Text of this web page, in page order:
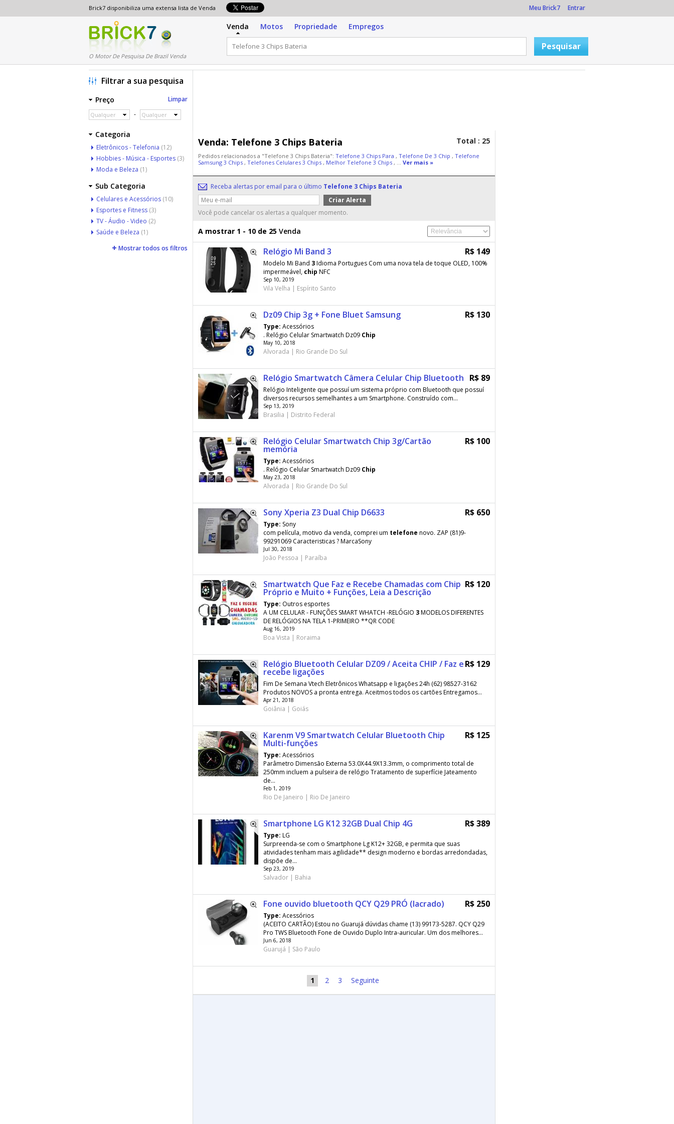
Brick7 disponibiliza uma extensa lista de Venda Meu Brick7 Entrar
O Motor De Pesquisa De Brazil Venda
Venda Motos Propriedade Empregos
Venda: Telefone 3 Chips Bateria Total : 25
Pedidos relacionados a "Telefone 3 Chips Bateria": Telefone 3 Chips Para , Telefone De 3 Chip , Telefone
Samsung 3 Chips , Telefones Celulares 3 Chips , Melhor Telefone 3 Chips , ... Ver mais »
Receba alertas por email para o último Telefone 3 Chips Bateria
Você pode cancelar os alertas a qualquer momento.
A mostrar 1 - 10 de 25 Venda
Relógio Mi Band 3 R$ 149
Modelo Mi Band 3Idioma Portugues Com uma nova tela de toque OLED, 100%
impermeável, chip NFC
Sep 10, 2019
Vila Velha | Espírito Santo
Dz09 Chip 3g + Fone Bluet Samsung R$ 130
Type: Acessórios
. Relógio Celular Smartwatch Dz09 Chip
May 10, 2018
Alvorada | Rio Grande Do Sul
Relógio Smartwatch Câmera Celular Chip Bluetooth R$ 89
Relógio Inteligente que possuí um sistema próprio com Bluetooth que possuí
diversos recursos semelhantes a um Smartphone. Construído com...
Sep 13, 2019
Brasilia | Distrito Federal
Relógio Celular Smartwatch Chip 3g/Cartão
memória
R$ 100
Type: Acessórios
. Relógio Celular Smartwatch Dz09 Chip
May 23, 2018
Alvorada | Rio Grande Do Sul
Sony Xperia Z3 Dual Chip D6633 R$ 650
Type: Sony
com película, motivo da venda, comprei um telefone novo. ZAP (81)9-
99291069 Caracteristicas ? MarcaSony
Jul 30, 2018
João Pessoa | Paraíba
Smartwatch Que Faz e Recebe Chamadas com Chip
Próprio e Muito + Funções, Leia a Descrição
R$ 120
Type: Outros esportes
A UM CELULAR - FUNÇÕES SMART WHATCH -RELÓGIO 3MODELOS DIFERENTES
DE RELÓGIOS NA TELA 1-PRIMEIRO **QR CODE
Aug 16, 2019
Boa Vista | Roraima
Relógio Bluetooth Celular DZ09 / Aceita CHIP / Faz e
recebe ligações
R$ 129
Fim De Semana Vtech Eletrônicos Whatsapp e ligações 24h (62) 98527-3162
Produtos NOVOS a pronta entrega. Aceitmos todos os cartões Entregamos...
Apr 21, 2018
Goiânia | Goiás
Karenm V9 Smartwatch Celular Bluetooth Chip
Multi-funções
R$ 125
Type: Acessórios
Parâmetro Dimensão Externa 53.0X44.9X13.3mm, o comprimento total de
250mm incluem a pulseira de relógio Tratamento de superfície Jateamento
de...
Feb 1, 2019
Rio De Janeiro | Rio De Janeiro
Smartphone LG K12 32GB Dual Chip 4G R$ 389
Type: LG
Surpreenda-se com o Smartphone Lg K12+ 32GB, e permita que suas
atividades tenham mais agilidade** design moderno e bordas arredondadas,
dispõe de...
Sep 23, 2019
Salvador | Bahia
Fone ouvido bluetooth QCY Q29 PRÓ (lacrado) R$ 250
Type: Acessórios
(ACEITO CARTÃO) Estou no Guarujá dúvidas chame (13) 99173-5287. QCY Q29
Pro TWS Bluetooth Fone de Ouvido Duplo Intra-auricular. Um dos melhores...
Jun 6, 2018
Guarujá | São Paulo
1 2 3 Seguinte
Filtrar a sua pesquisa
Preço Limpar
Qualquer - Qualquer
Categoria
Eletrônicos - Telefonia (12)
Hobbies - Música - Esportes (3)
Moda e Beleza (1)
Sub Categoria
Celulares e Acessórios (10)
Esportes e Fitness (3)
TV - Áudio - Video (2)
Saúde e Beleza (1)
Mostrar todos os filtros